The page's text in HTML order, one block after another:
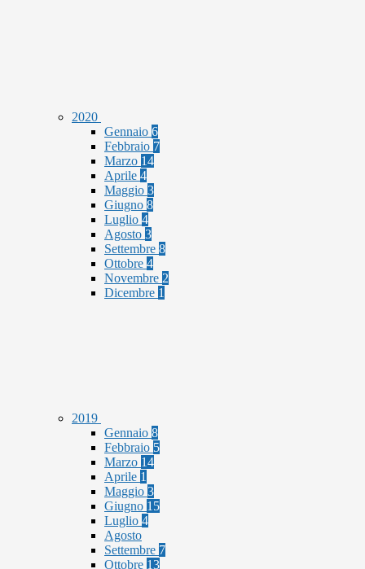
2020
Gennaio 6
Febbraio 7
Marzo 14
Aprile 4
Maggio 3
Giugno 8
Luglio 4
Agosto 3
Settembre 8
Ottobre 4
Novembre 2
Dicembre 1
2019
Gennaio 8
Febbraio 5
Marzo 14
Aprile 1
Maggio 3
Giugno 15
Luglio 4
Agosto
Settembre 7
Ottobre 13